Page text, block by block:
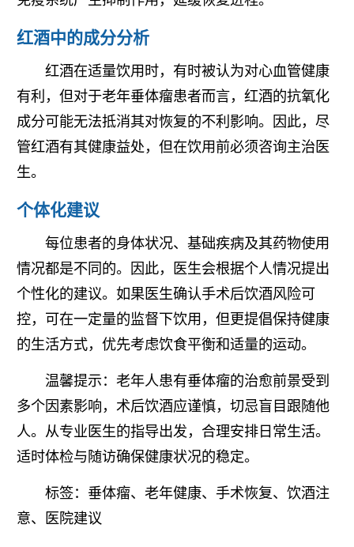
红酒中的成分分析
红酒在适量饮用时，有时被认为对心血管健康
有利，但对于老年垂体瘤患者而言，红酒的抗氧化
成分可能无法抵消其对恢复的不利影响。因此，尽
管红酒有其健康益处，但在饮用前必须咨询主治医
生。
个体化建议
每位患者的身体状况、基础疾病及其药物使用
情况都是不同的。因此，医生会根据个人情况提出
个性化的建议。如果医生确认手术后饮酒风险可
控，可在一定量的监督下饮用，但更提倡保持健康
的生活方式，优先考虑饮食平衡和适量的运动。
温馨提示：老年人患有垂体瘤的治愈前景受到
多个因素影响，术后饮酒应谨慎，切忌盲目跟随他
人。从专业医生的指导出发，合理安排日常生活。
适时体检与随访确保健康状况的稳定。
标签：垂体瘤、老年健康、手术恢复、饮酒注
意、医院建议